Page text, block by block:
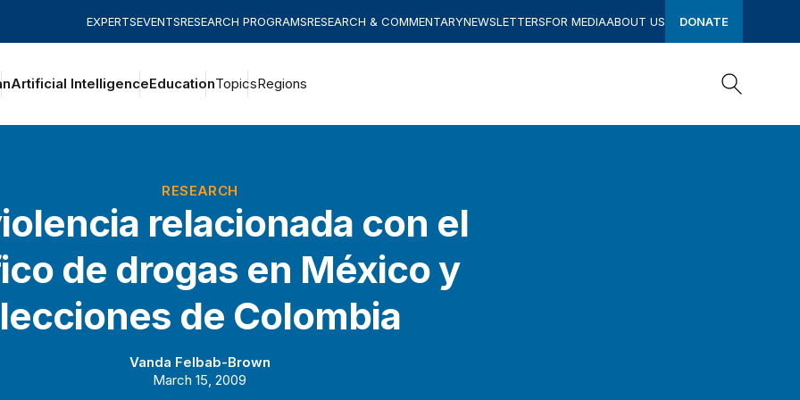
EXPERTSEVENTSRESEARCH PROGRAMSRESEARCH & COMMENTARYNEWSLETTERSFOR MEDIAABOUT US DONATE
Artificial IntelligenceEducationTopicsRegions
RESEARCH
relacionada con el
de drogas en México y
lecciones de Colombia
Vanda Felbab-Brown
March 15, 2009